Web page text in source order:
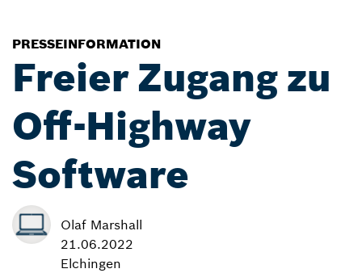
PRESSEINFORMATION
Freier Zugang zu
Off-Highway
Software
Olaf Marshall
21.06.2022
Elchingen